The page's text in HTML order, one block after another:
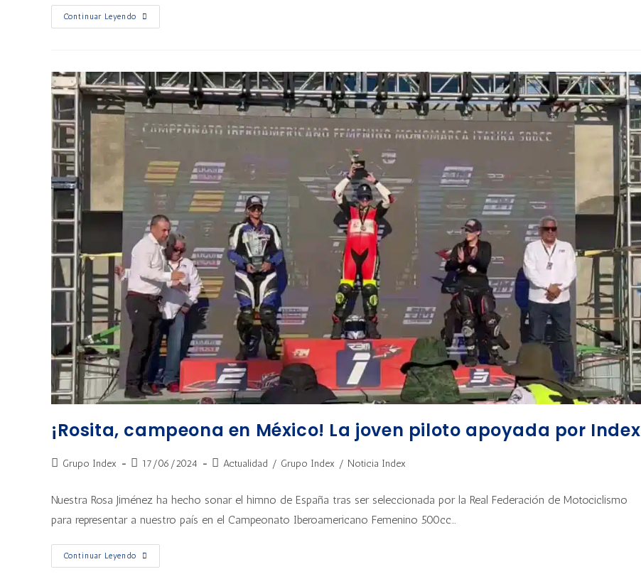
Continuar Leyendo
¡Rosita, campeona en México! La joven piloto apoyada por Index
Grupo Index 17/06/2024 Actualidad / Grupo Index / Noticia Index
Nuestra Rosa Jiménez ha hecho sonar el himno de España tras ser seleccionada por la Real Federación de Motociclismo
para representar a nuestro país en el Campeonato Iberoamericano Femenino 500cc…
Continuar Leyendo